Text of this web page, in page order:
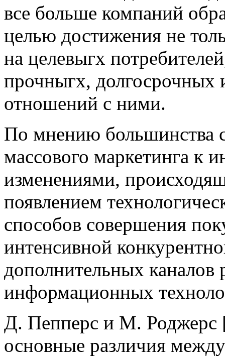
все больше компаний
целью достижения не
на целевыгх
прочныгх, долгосрочных
отношений с ними.
По мнению большинства
массового маркетинга к
изменениями,
появлением
способов совершения
интенсивной
дополнительных каналов
информационных
Д. Пепперс и М. Роджерс
основные различия